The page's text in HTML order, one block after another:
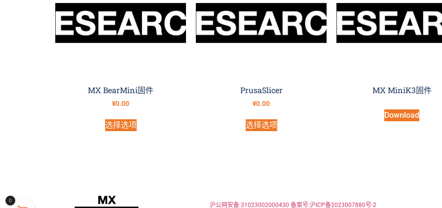
MX BearMini固件
¥0.00
选择选项
PrusaSlicer
¥0.00
选择选项
MX MiniK3固件
Download
沪公网安备:31023002000430 备案号:沪ICP备2023007880号-2
0